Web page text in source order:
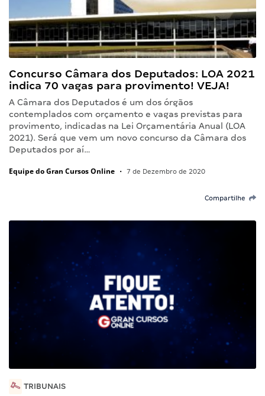
Concurso Câmara dos Deputados: LOA 2021
indica 70 vagas para provimento! VEJA!
A Câmara dos Deputados é um dos órgãos
contemplados com orçamento e vagas previstas para
provimento, indicadas na Lei Orçamentária Anual (LOA
2021). Será que vem um novo concurso da Câmara dos
Deputados por aí…
Equipe do Gran Cursos Online • 7 de Dezembro de 2020
Compartilhe
TRIBUNAIS